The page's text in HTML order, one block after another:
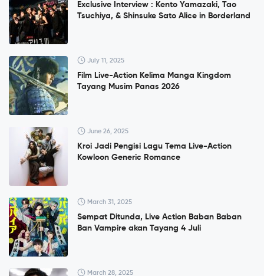
Exclusive Interview : Kento Yamazaki, Tao
Tsuchiya, & Shinsuke Sato Alice in Borderland
July 11, 2025
Film Live-Action Kelima Manga Kingdom
Tayang Musim Panas 2026
June 26, 2025
Kroi Jadi Pengisi Lagu Tema Live-Action
Kowloon Generic Romance
March 31, 2025
Sempat Ditunda, Live Action Baban Baban
Ban Vampire akan Tayang 4 Juli
March 28, 2025